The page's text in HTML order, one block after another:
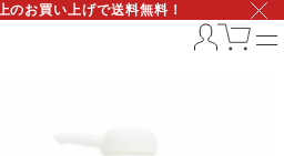
お買い上げで送料無料！